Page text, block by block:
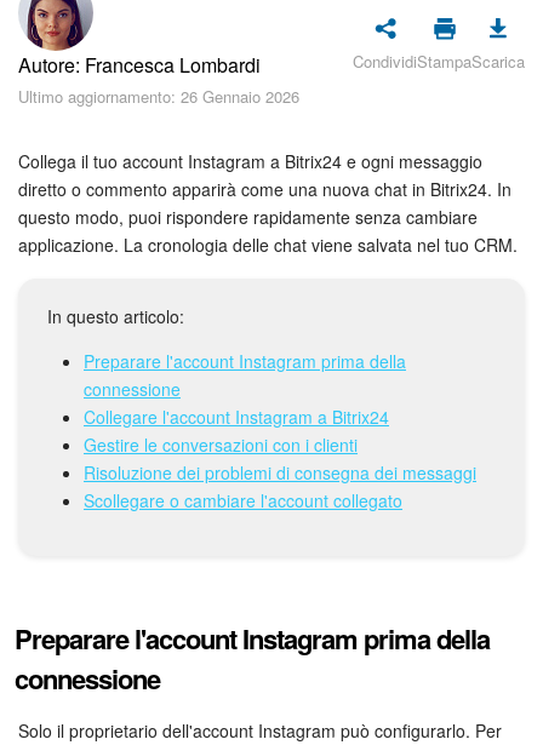
Piani e pagamento
Sicurezza in Bitrix24
CoPilot: IA in Bitrix24
Feed
Messenger
Collab
Calendario
Bitrix24 Drive
Incarichi e progetti
Progetti IA
Autore: Francesca Lombardi
Ultimo aggiornamento: 26 Gennaio 2026
CondividiStampaScarica
Collega il tuo account Instagram a Bitrix24 e ogni messaggio
diretto o commento apparirà come una nuova chat in Bitrix24. In
questo modo, puoi rispondere rapidamente senza cambiare
applicazione. La cronologia delle chat viene salvata nel tuo CRM.
In questo articolo:
Preparare l'account Instagram prima della
connessione
Collegare l'account Instagram a Bitrix24
Gestire le conversazioni con i clienti
Risoluzione dei problemi di consegna dei messaggi
Scollegare o cambiare l'account collegato
Preparare l'account Instagram prima della
connessione
Solo il proprietario dell'account Instagram può configurarlo. Per